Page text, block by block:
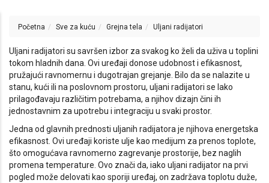
Početna Sve za kuću Grejna tela Uljani radijatori
Uljani radijatori su savršen izbor za svakog ko želi da uživa u toplini
tokom hladnih dana. Ovi uređaji donose udobnost i efikasnost,
pružajući ravnomernu i dugotrajan grejanje. Bilo da se nalazite u
stanu, kući ili na poslovnom prostoru, uljani radijatori se lako
prilagođavaju različitim potrebama, a njihov dizajn čini ih
jednostavnim za upotrebu i integraciju u svaki prostor.
Jedna od glavnih prednosti uljanih radijatora je njihova energetska
efikasnost. Ovi uređaji koriste ulje kao medijum za prenos toplote,
što omogućava ravnomerno zagrevanje prostorije, bez naglih
promena temperature. Ovo znači da, iako uljani radijator na prvi
pogled može delovati kao sporiji uređaj, on zadržava toplotu duže,